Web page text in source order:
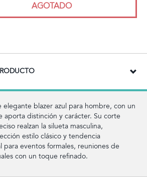
AGOTADO
elegante blazer azul para hombre, con un
distinción y carácter. Su corte
realzan la silueta masculina,
estilo clásico y tendencia
para eventos formales, reuniones de
con un toque refinado.